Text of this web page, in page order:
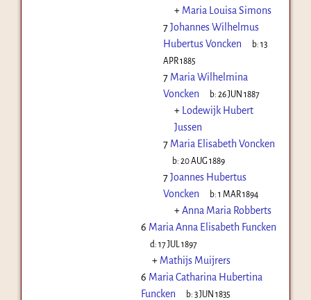
+ Maria Louisa Simons
7Johannes Wilhelmus
Hubertus Voncken
b:13
APR 1885
7 Maria Wilhelmina
Voncken
b:26 JUN 1887
+ Lodewijk Hubert
Jussen
7 Maria Elisabeth Voncken
b:20 AUG 1889
7Joannes Hubertus
Voncken
b:1 MAR 1894
+Anna Maria Robberts
6 Maria Anna Elisabeth Funcken
d:17 JUL 1897
+ Mathijs Muijrers
6 Maria Catharina Hubertina
Funcken
b:3 JUN 1835